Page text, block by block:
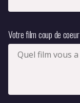
Votre film coup de coeur